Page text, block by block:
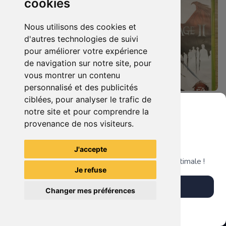
cookies
Nous utilisons des cookies et
d'autres technologies de suivi
pour améliorer votre expérience
de navigation sur notre site, pour
vous montrer un contenu
personnalisé et des publicités
ciblées, pour analyser le trafic de
notre site et pour comprendre la
provenance de nos visiteurs.
J'accepte
Je refuse
Changer mes préférences
12.90 € 0
Harry Potter Et Les Reliques De La Mort - 1ère Partie Xbox 360
5.90 €
Dragon Age Ii Xbox 360
TheGamingR83
Grenier du Geek
Télécharge notre app pour une expérience optimale !
Télécharger l'app